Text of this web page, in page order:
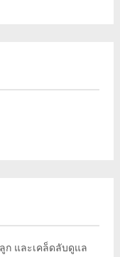
ก และเคล็ดลับดูแล